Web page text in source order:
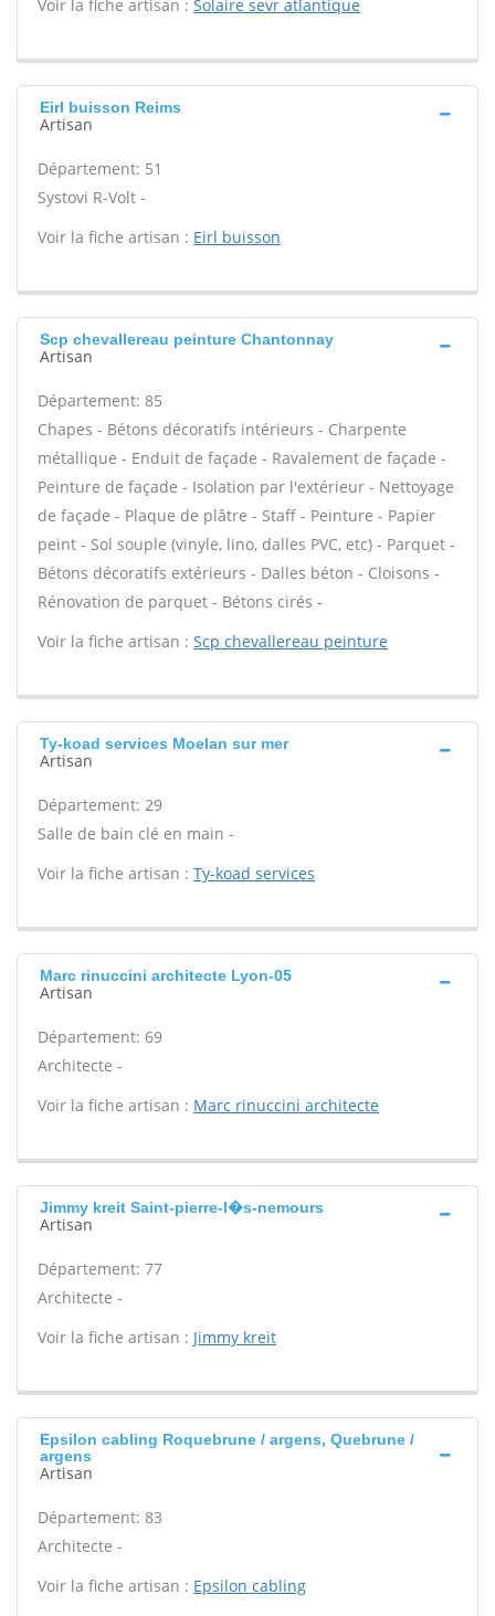
Voir la fiche artisan : Solaire sevr atlantique
Eirl buisson Reims
Artisan
Département: 51
Systovi R-Volt -
Voir la fiche artisan : Eirl buisson
Scp chevallereau peinture Chantonnay
Artisan
Département: 85
Chapes - Bétons décoratifs intérieurs - Charpente
métallique - Enduit de façade - Ravalement de façade -
Peinture de façade - Isolation par l'extérieur - Nettoyage
de façade - Plaque de plâtre - Staff - Peinture - Papier
peint - Sol souple (vinyle, lino, dalles PVC, etc) - Parquet -
Bétons décoratifs extérieurs - Dalles béton - Cloisons -
Rénovation de parquet - Bétons cirés -
Voir la fiche artisan : Scp chevallereau peinture
Ty-koad services Moelan sur mer
Artisan
Département: 29
Salle de bain clé en main -
Voir la fiche artisan : Ty-koad services
Marc rinuccini architecte Lyon-05
Artisan
Département: 69
Architecte -
Voir la fiche artisan : Marc rinuccini architecte
Jimmy kreit Saint-pierre-l�s-nemours
Artisan
Département: 77
Architecte -
Voir la fiche artisan : Jimmy kreit
Epsilon cabling Roquebrune / argens, Quebrune /
argens
Artisan
Département: 83
Architecte -
Voir la fiche artisan : Epsilon cabling